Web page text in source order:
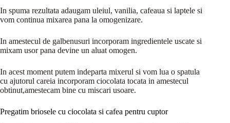
In spuma rezultata adaugam uleiul, vanilia, cafeaua si laptele si
vom continua mixarea pana la omogenizare.
In amestecul de galbenusuri incorporam ingredientele uscate si
mixam usor pana devine un aluat omogen.
In acest moment putem indeparta mixerul si vom lua o spatula
cu ajutorul careia incorporam ciocolata tocata in amestecul
obtinut,amestecam bine cu miscari usoare.
Pregatim briosele cu ciocolata si cafea pentru cuptor